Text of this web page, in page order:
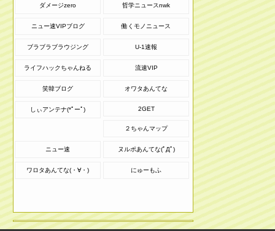
ダメージzero 哲学ニュースnwk
ニュー速VIPブログ 働くモノニュース
ブラブラブラウジング U-1速報
ライフハックちゃんねる 流速VIP
笑韓ブログ オワタあんてな
しぃアンテナ(*ﾟーﾟ) 2GET
２ちゃんマップ
ニュー速 ヌルポあんてな(ﾟДﾟ)
ワロタあんてな(・∀・) にゅーもふ